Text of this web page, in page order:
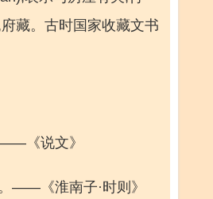
藏。古时国家收藏文书
《说文》
——《淮南子·时则》